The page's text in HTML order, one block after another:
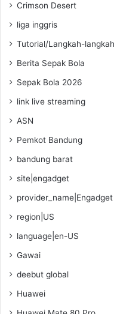
Crimson Desert
liga inggris
Tutorial/Langkah-langkah
Berita Sepak Bola
Sepak Bola 2026
link live streaming
ASN
Pemkot Bandung
bandung barat
site|engadget
provider_name|Engadget
region|US
language|en-US
Gawai
deebut global
Huawei